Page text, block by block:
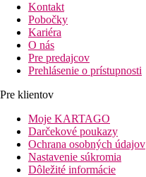
Kontakt
Pobočky
Kariéra
O nás
Pre predajcov
Prehlásenie o prístupnosti
Pre klientov
Moje KARTAGO
Darčekové poukazy
Ochrana osobných údajov
Nastavenie súkromia
Dôležité informácie